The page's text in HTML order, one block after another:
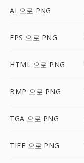
AI 으로 PNG
EPS 으로 PNG
HTML 으로 PNG
BMP 으로 PNG
TGA 으로 PNG
TIFF 으로 PNG